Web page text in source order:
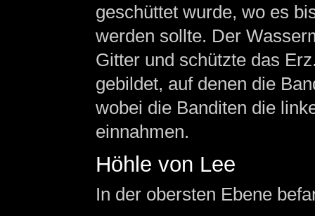
geschüttet wurde, wo es
werden sollte. Der
Gitter und schützte das
gebildet, auf denen die
wobei die Banditen die
einnahmen.
Höhle von Lee
In der obersten Ebene